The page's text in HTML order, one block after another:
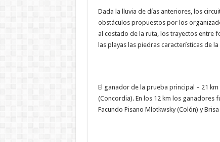
Dada la lluvia de días anteriores, los
obstáculos propuestos por los
al costado de la ruta, los trayectos entre
las playas las piedras características de la
El ganador de la prueba principal – 21
(Concordia). En los 12 km los ganadores
Facundo Pisano Mlotkwsky (Colón) y